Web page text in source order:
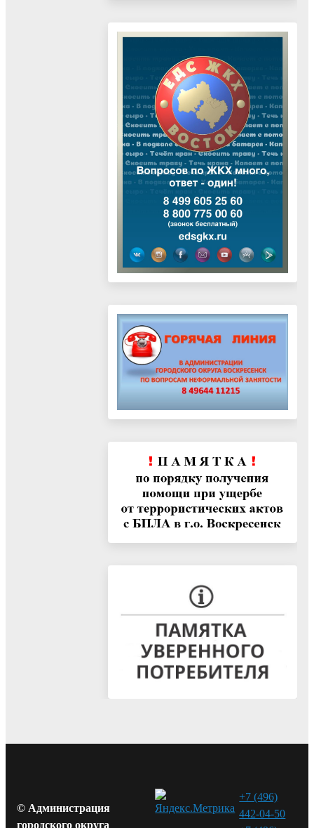
© Администрация
городского округа
+7 (496)
442-04-50